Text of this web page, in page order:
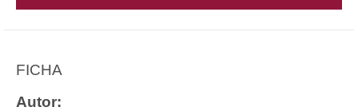
FICHA
Autor: